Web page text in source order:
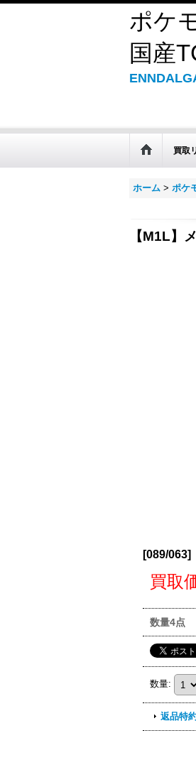
ポケ
国産
買取
ホーム > ポケ
【M1L】
[089/063]
買取
数量4点
数量:
返品特